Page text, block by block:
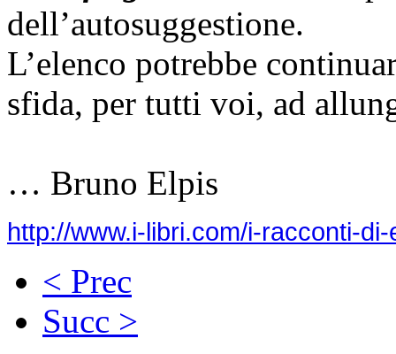
dell’autosuggestione.
L’elenco potrebbe
sfida, per tutti voi, ad
… Bruno Elpis
http://www.i-libri.com/i-racconti-
< Prec
Succ >